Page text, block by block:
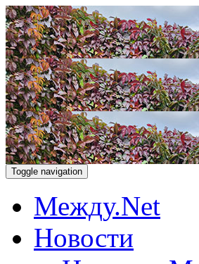
Toggle navigation
Между.Net
Новости